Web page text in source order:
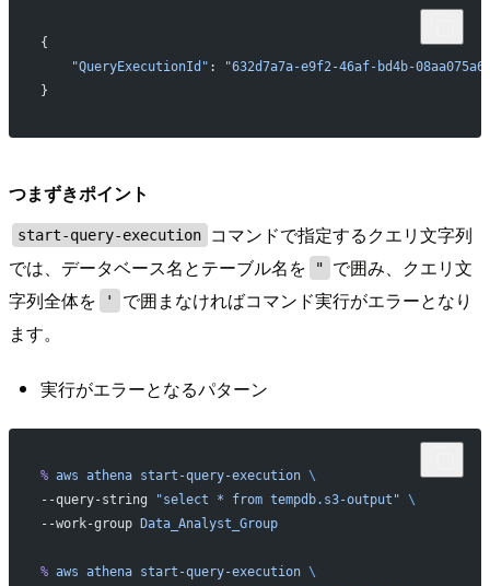
{
    "QueryExecutionId"
:
"632d7a7a-e9f2-46af-bd4b-
}
つまずきポイント
start-query-execution
コマンドで指定するクエリ文字列
では、データベース名とテーブル名を
"
で囲み、クエリ文
字列全体を
'
で囲まなければコマンド実行がエラーとなり
ます。
実行がエラーとなるパターン
% aws athena start-query-execution \
--query-string
"select * from tempdb.s3-output" \
--work-group Data_Analyst_Group
% aws athena start-query-execution \